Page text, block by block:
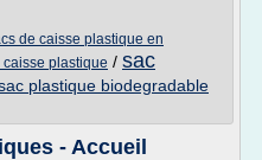
de caisse plastique en
plastique / sac
plastique biodegradable
- Accueil